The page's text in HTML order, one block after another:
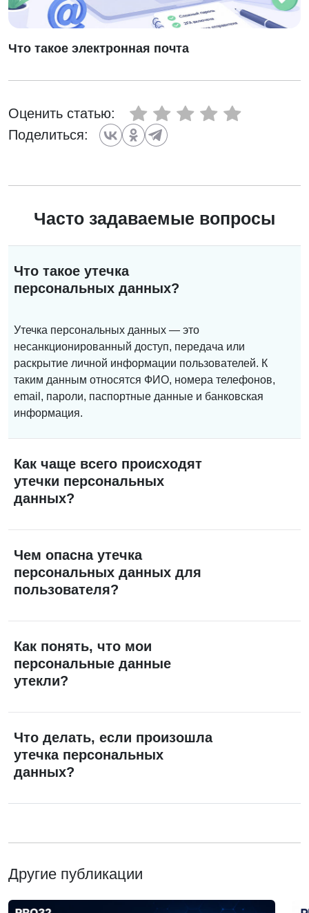
Что такое электронная почта
Оценить статью:
Поделиться:
Часто задаваемые вопросы
Что такое утечка
персональных данных?
Утечка персональных данных — это
несанкционированный доступ, передача или
раскрытие личной информации пользователей. К
таким данным относятся ФИО, номера телефонов,
email, пароли, паспортные данные и банковская
информация.
Как чаще всего происходят
утечки персональных
данных?
Чем опасна утечка
персональных данных для
пользователя?
Как понять, что мои
персональные данные
утекли?
Что делать, если произошла
утечка персональных
данных?
Другие публикации